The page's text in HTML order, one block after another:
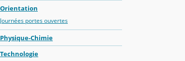
Orientation
Journées portes ouvertes
Physique-Chimie
Technologie